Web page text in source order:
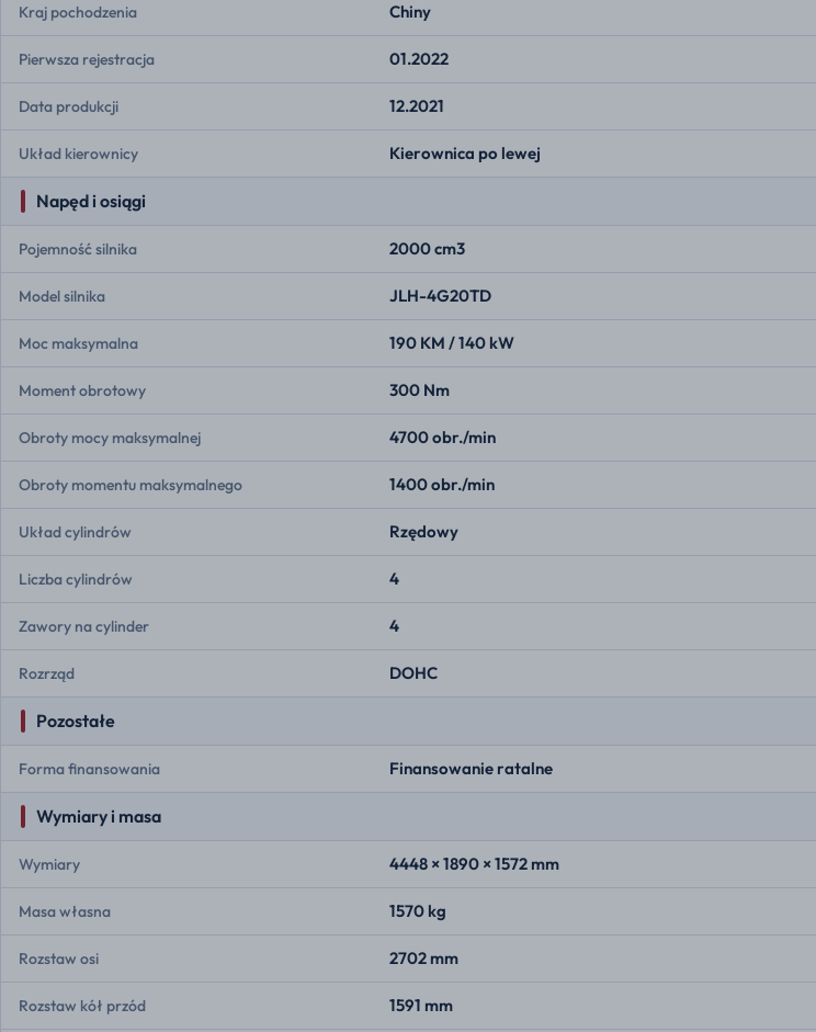
Kraj pochodzenia Chiny
Pierwsza rejestracja 01.2022
Data produkcji 12.2021
Układ kierownicy Kierownica po lewej
Napęd i osiągi
Pojemność silnika 2000 cm3
Model silnika JLH-4G20TD
Moc maksymalna 190 KM / 140 kW
Moment obrotowy 300 Nm
Obroty mocy maksymalnej 4700 obr./min
Obroty momentu maksymalnego 1400 obr./min
Układ cylindrów Rzędowy
Liczba cylindrów 4
Zawory na cylinder 4
Rozrząd DOHC
Pozostałe
Forma finansowania Finansowanie ratalne
Wymiary i masa
Wymiary 4448 × 1890 × 1572 mm
Masa własna 1570 kg
Rozstaw osi 2702 mm
Rozstaw kół przód 1591 mm